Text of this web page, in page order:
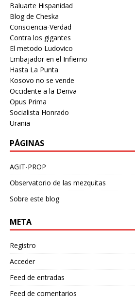
Baluarte Hispanidad
Blog de Cheska
Consciencia-Verdad
Contra los gigantes
El metodo Ludovico
Embajador en el Infierno
Hasta La Punta
Kosovo no se vende
Occidente a la Deriva
Opus Prima
Socialista Honrado
Urania
PÁGINAS
AGIT-PROP
Observatorio de las mezquitas
Sobre este blog
META
Registro
Acceder
Feed de entradas
Feed de comentarios